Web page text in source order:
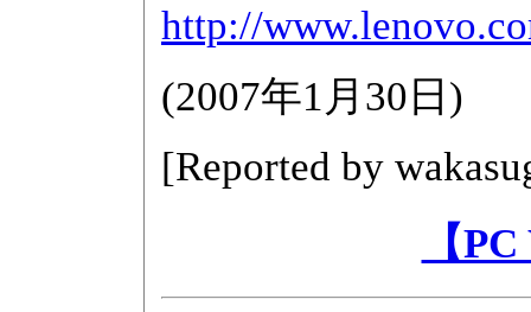
http://
(2007年1月30日 )
[Reported by
【